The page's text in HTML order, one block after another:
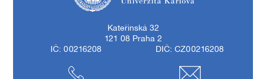
Kateřinská 32
121 08 Praha 2
IČ: 00216208
DIČ: CZ00216208